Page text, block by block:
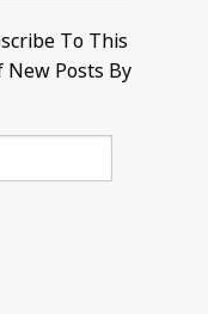
To This
New Posts By